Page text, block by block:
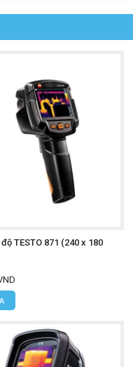
an toàn và tiện lợi.
lớn hơn.
sử dụng dễ dàng
chia sẻ.
hoặc lạnh trên bề
nhiều môi trường
TESTO 871 (240 x 180